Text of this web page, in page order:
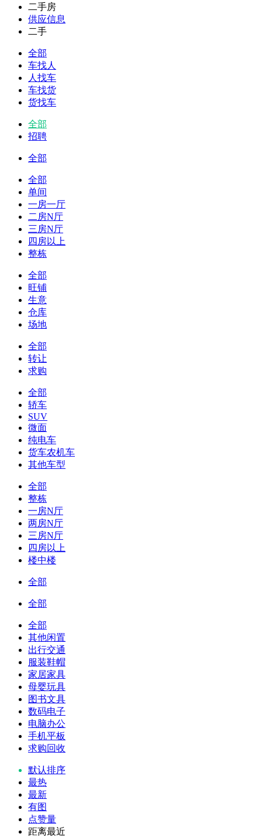
二手房
供应信息
二手
全部
车找人
人找车
车找货
货找车
全部
招聘
全部
全部
单间
一房一厅
二房N厅
三房N厅
四房以上
整栋
全部
旺铺
生意
仓库
场地
全部
转让
求购
全部
轿车
SUV
微面
纯电车
货车农机车
其他车型
全部
整栋
一房N厅
两房N厅
三房N厅
四房以上
楼中楼
全部
全部
全部
其他闲置
出行交通
服装鞋帽
家居家具
母婴玩具
图书文具
数码电子
电脑办公
手机平板
求购回收
默认排序
最热
最新
有图
点赞量
距离最近